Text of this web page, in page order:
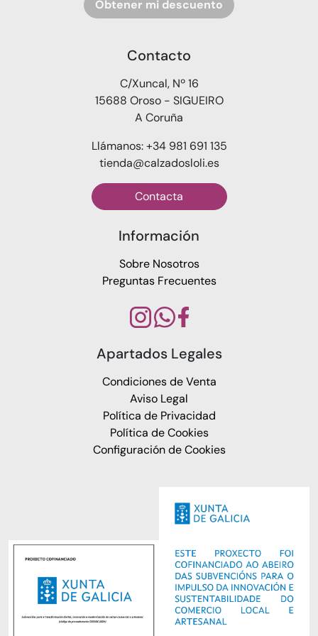
Obtener mi descuento
Contacto
C/Xuncal, Nº 16
15688 Oroso - SIGUEIRO
A Coruña
Llámanos: +34 981 691 135
tienda@calzadosloli.es
Contacta
Información
Sobre Nosotros
Preguntas Frecuentes
Apartados Legales
Condiciones de Venta
Aviso Legal
Política de Privacidad
Política de Cookies
Configuración de Cookies